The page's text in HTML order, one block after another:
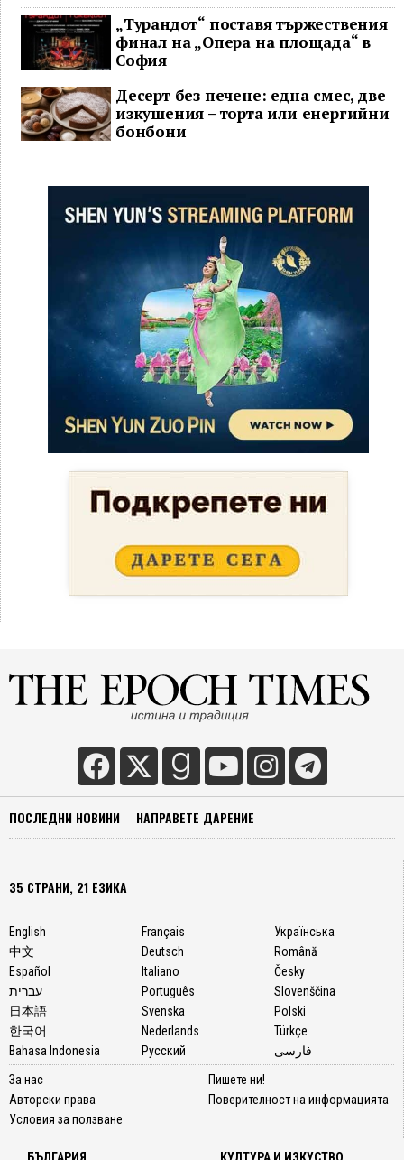
„Турандот“ поставя тържествения
финал на „Опера на площада“ в
София
Десерт без печене: една смес, две
изкушения – торта или енергийни
бонбони
ПОСЛЕДНИ НОВИНИ НАПРАВЕТЕ ДАРЕНИЕ
35 СТРАНИ, 21 ЕЗИКА
English
中文
Español
עברית
日本語
한국어
Bahasa Indonesia
Français
Deutsch
Italiano
Português
Svenska
Nederlands
Русский
Українська
Română
Česky
Slovenščina
Polski
Türkçe
فارسی
За нас
Авторски права
Условия за ползване
Пишете ни!
Поверителност на информацията